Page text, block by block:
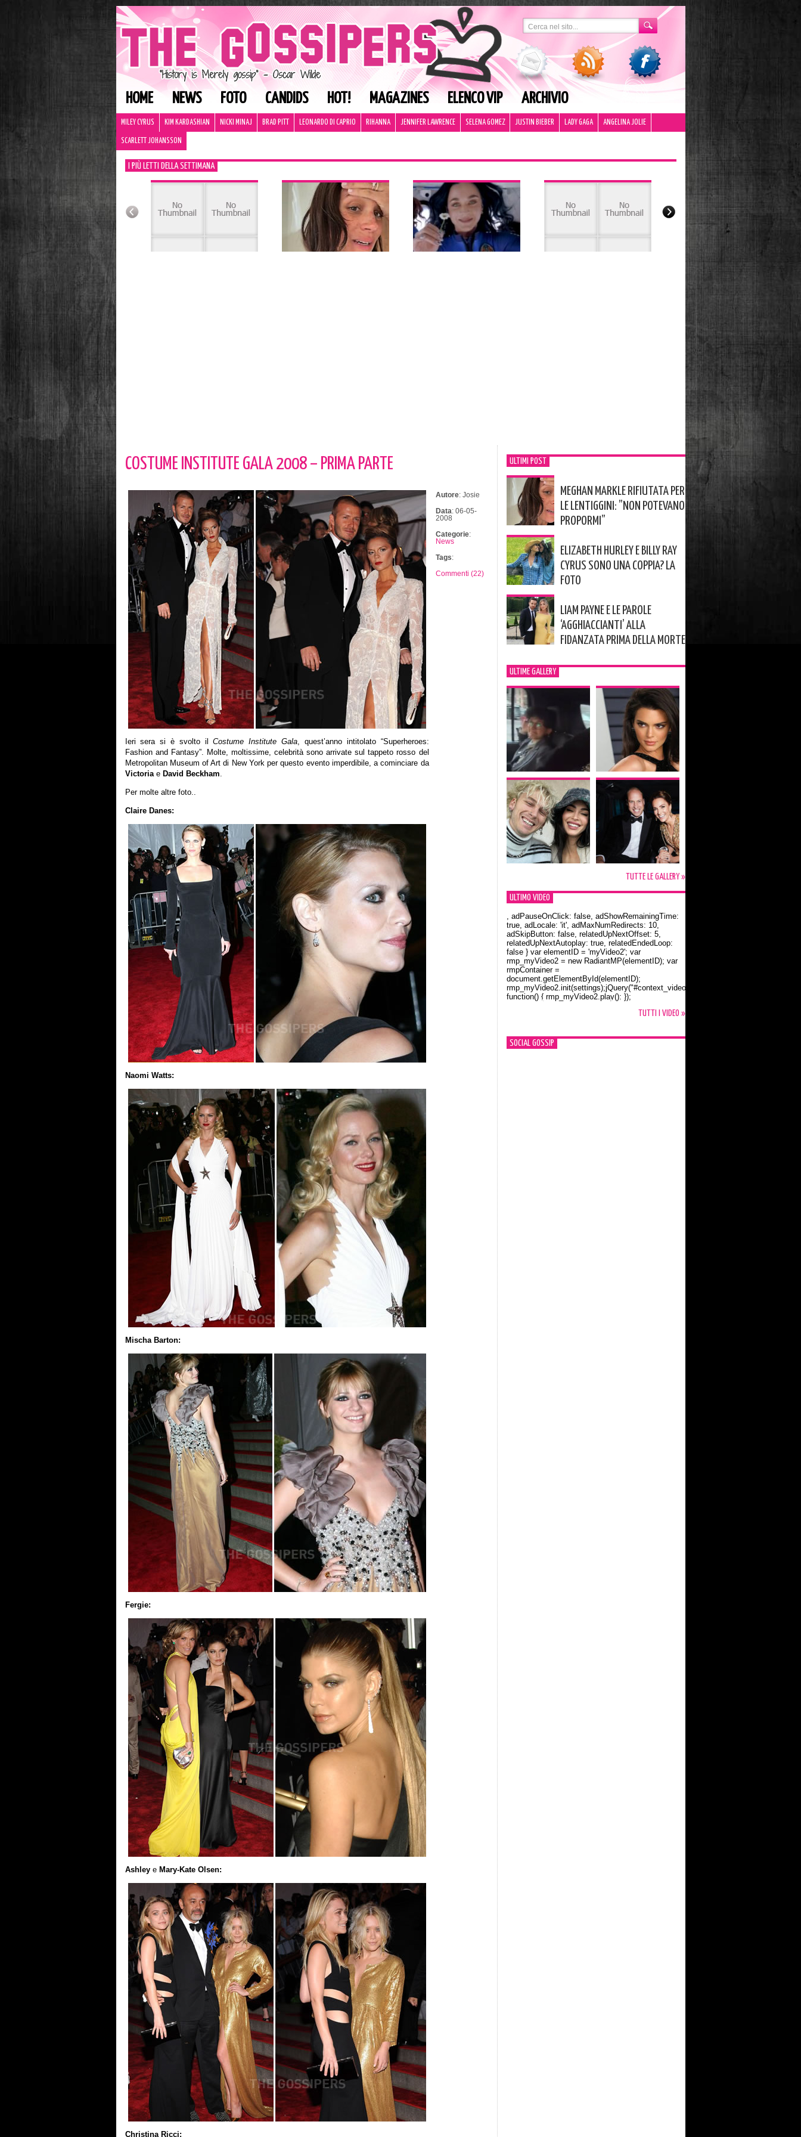
HOME NEWS FOTO CANDIDS HOT! MAGAZINES ELENCO VIP ARCHIVIO
MILEY CYRUS KIM KARDASHIAN NICKI MINAJ BRAD PITT LEONARDO DI CAPRIO RIHANNA JENNIFER LAWRENCE SELENA GOMEZ JUSTIN BIEBER LADY GAGA ANGELINA JOLIE
SCARLETT JOHANSSON
I PIÙ LETTI DELLA SETTIMANA
COSTUME INSTITUTE GALA 2008 – PRIMA PARTE
Ieri sera si è svolto ilCostume Institute Gala, quest’anno intitolato “Superheroes:
Fashion and Fantasy”. Molte, moltissime, celebrità sono arrivate sul tappeto rosso del
Metropolitan Museum of Art di New York per questo evento imperdibile, a cominciare da
Victoria e David Beckham.
Per molte altre foto..
Claire Danes:
Naomi Watts:
Mischa Barton:
Fergie:
Ashley e Mary-Kate Olsen:
Christina Ricci:
Autore: Josie
Data: 06-05-
2008
Categorie:
News
Tags:
Commenti (22)
ULTIMI POST
MEGHAN MARKLE RIFIUTATA PER
LE LENTIGGINI: ”NON POTEVANO
PROPORMI”
ELIZABETH HURLEY E BILLY RAY
CYRUS SONO UNA COPPIA? LA
FOTO
LIAM PAYNE E LE PAROLE
‘AGGHIACCIANTI’ ALLA
FIDANZATA PRIMA DELLA MORTE
ULTIME GALLERY
TUTTE LE GALLERY »
ULTIMO VIDEO
Orlando Bloom e la t-shirt dedicata a Flynn
, adPauseOnClick: false, adShowRemainingTime:
true, adLocale: 'it', adMaxNumRedirects: 10,
adSkipButton: false, relatedUpNextOffset: 5,
relatedUpNextAutoplay: true, relatedEndedLoop:
false } var elementID = 'myVideo2'; var
rmp_myVideo2 = new RadiantMP(elementID); var
rmpContainer =
document.getElementById(elementID);
rmp_myVideo2.init(settings);jQuery("#context_video2").one("mouseover",
function() { rmp_myVideo2.play(); });
TUTTI I VIDEO »
SOCIAL GOSSIP